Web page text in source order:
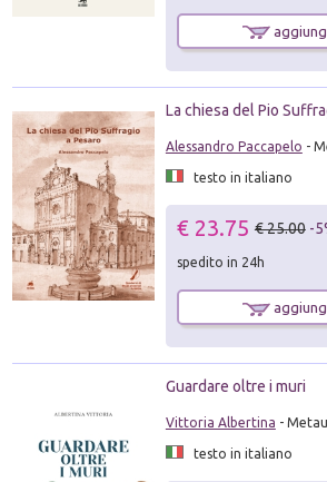
La chiesa del Pio
Alessandro Paccapelo -
testo in italiano
€ 23.75 € 25.00 -
spedito in 24h
Guardare oltre i muri
Vittoria Albertina -
testo in italiano